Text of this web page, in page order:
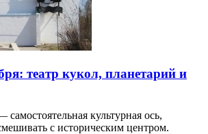
театр кукол, планетарий и
культурная ось,
с историческим центром.